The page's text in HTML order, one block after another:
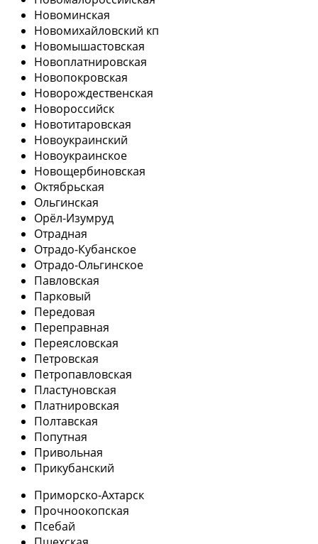
Новоминская
Новомихайловский кп
Новомышастовская
Новоплатнировская
Новопокровская
Новорождественская
Новороссийск
Новотитаровская
Новоукраинский
Новоукраинское
Новощербиновская
Октябрьская
Ольгинская
Орёл-Изумруд
Отрадная
Отрадо-Кубанское
Отрадо-Ольгинское
Павловская
Парковый
Передовая
Переправная
Переясловская
Петровская
Петропавловская
Пластуновская
Платнировская
Полтавская
Попутная
Привольная
Прикубанский
Приморско-Ахтарск
Прочноокопская
Псебай